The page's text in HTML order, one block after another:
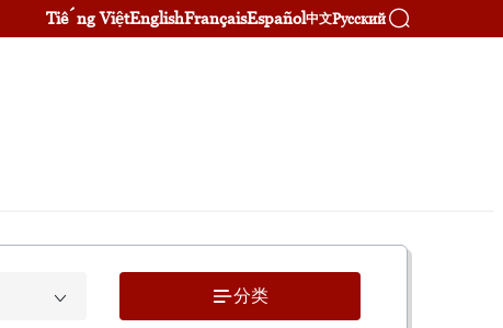
Tiếng ViệtEnglishFrançaisEspañol中文Русский
分类